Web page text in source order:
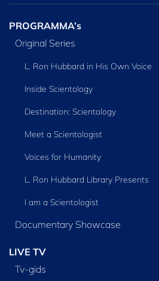
PROGRAMMA’s
Original Series
L. Ron Hubbard in His Own Voice
Inside Scientology
Destination: Scientology
Meet a Scientologist
Voices for Humanity
L. Ron Hubbard Library Presents
I am a Scientologist
Documentary Showcase
LIVE TV
Tv‑gids